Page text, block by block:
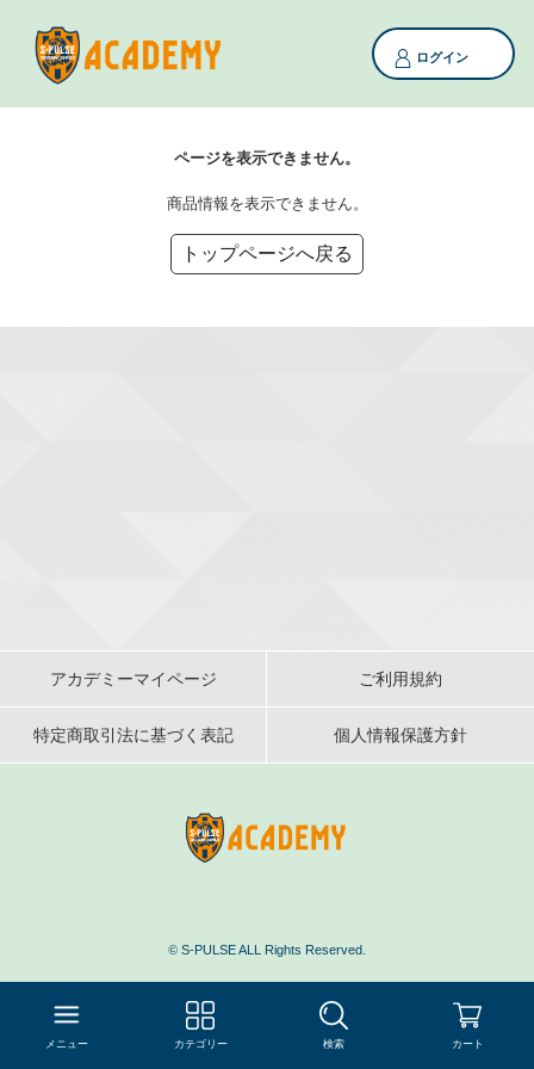
ログイン
ページを表示できません。
商品情報を表示できません。
トップページへ戻る
アカデミーマイページ ご利用規約
特定商取引法に基づく表記 個人情報保護方針
© S-PULSE ALL Rights Reserved.
メニュー カテゴリー 検索 カート